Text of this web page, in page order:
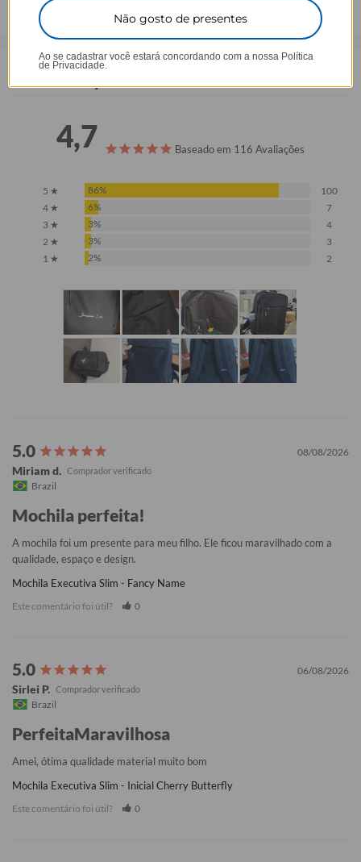
4,7 Baseado em 116 Avaliações
5 ★ 86%
100
4 ★
6%
7
3 ★
3%
4
2 ★
3%
3
1 ★
2% 2
08/08/2026
Miriam d.
Brazil
Mochila perfeita!
A mochila foi um presente para meu filho. Ele ficou maravilhado com a
qualidade, espaço e design.
Mochila Executiva Slim - Fancy Name
Este comentário foi útil? 0
06/08/2026
Sirlei P.
Brazil
PerfeitaMaravilhosa
Amei, ótima qualidade material muito bom
Mochila Executiva Slim - Inicial Cherry Butterfly
Este comentário foi útil? 0
Não gosto de presentes
Ao se cadastrar você estará concordando com a nossa Política
de Privacidade.